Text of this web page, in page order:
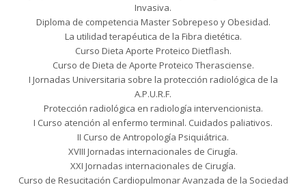
Invasiva.
Diploma de competencia Master Sobrepeso y Obesidad.
La utilidad terapéutica de la Fibra dietética.
Curso Dieta Aporte Proteico Dietflash.
Curso de Dieta de Aporte Proteico Therasciense.
I Jornadas Universitaria sobre la protección radiológica de la
A.P.U.R.F.
Protección radiológica en radiología intervencionista.
I Curso atención al enfermo terminal. Cuidados paliativos.
II Curso de Antropología Psiquiátrica.
XVIII Jornadas internacionales de Cirugía.
XXI Jornadas internacionales de Cirugía.
Curso de Resucitación Cardiopulmonar Avanzada de la Sociedad